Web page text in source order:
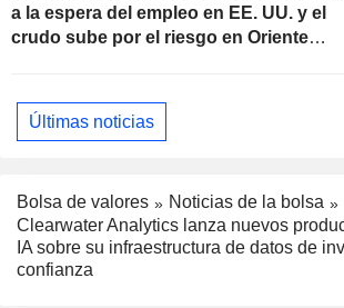
a la espera del empleo en EE. UU. y el
crudo sube por el riesgo en Oriente
Últimas noticias
Bolsa de valores
Noticias de la bolsa
Clearwater Analytics lanza nuevos
IA sobre su infraestructura de datos de
confianza